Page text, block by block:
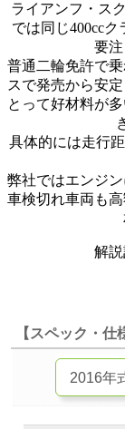
ライアンフ・ス
では同じ400cc
要
普通二輪免許で
スで発売から安
とって好材料が
具体的には走行
弊社ではエンジ
車検切れ車両も
解説
【スペック・仕